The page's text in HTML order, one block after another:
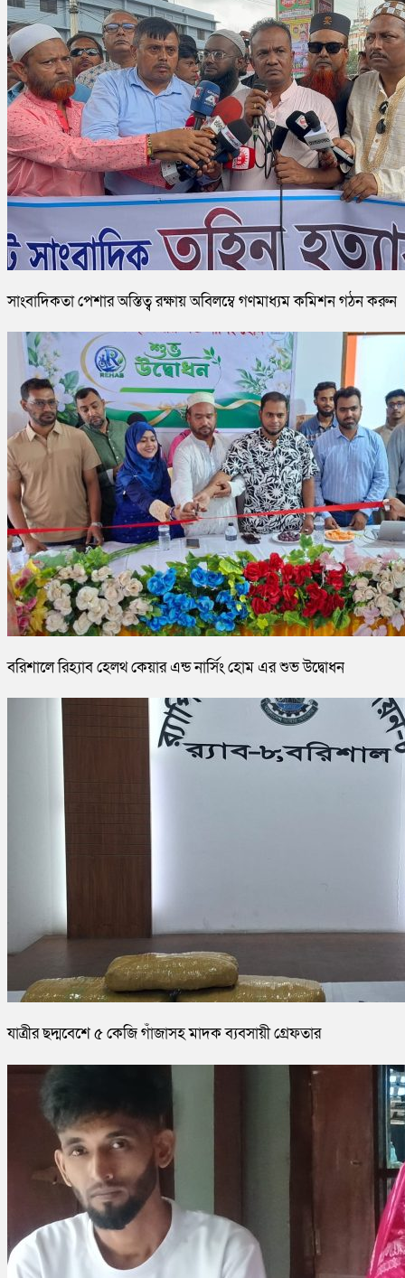
সাংবাদিকতা পেশার অস্তিত্ব রক্ষায় অবিলম্বে গণমাধ্যম কমিশন গঠন করুন
বরিশালে রিহ্যাব হেলথ কেয়ার এন্ড নার্সিং হোম এর শুভ উদ্বোধন
যাত্রীর ছদ্মবেশে ৫ কেজি গাঁজাসহ মাদক ব্যবসায়ী গ্রেফতার